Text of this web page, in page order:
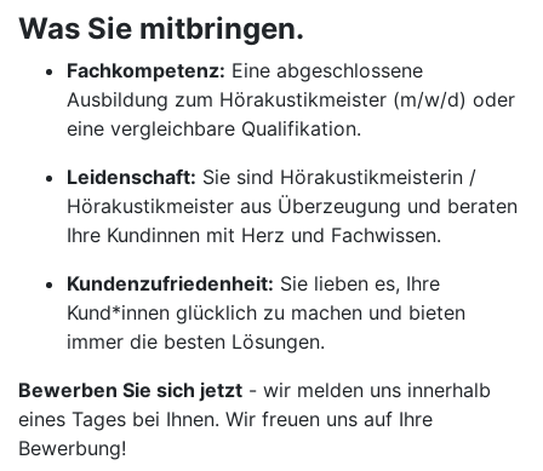
Was Sie mitbringen.
Fachkompetenz: Eine abgeschlossene
Ausbildung zum Hörakustikmeister (m/w/d) oder
eine vergleichbare Qualifikation.
Leidenschaft: Sie sind Hörakustikmeisterin /
Hörakustikmeister aus Überzeugung und beraten
Ihre Kundinnen mit Herz und Fachwissen.
Kundenzufriedenheit: Sie lieben es, Ihre
Kund*innen glücklich zu machen und bieten
immer die besten Lösungen.
Bewerben Sie sich jetzt - wir melden uns innerhalb
eines Tages bei Ihnen. Wir freuen uns auf Ihre
Bewerbung!